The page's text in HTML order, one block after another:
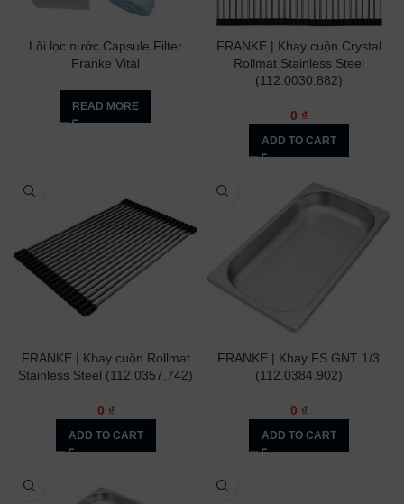
Lõi lọc nước Capsule Filter
Franke Vital
READ MORE
FRANKE | Khay cuộn Crystal
Rollmat Stainless Steel
(112.0030.882)
0 ₫
ADD TO CART
FRANKE | Khay cuộn Rollmat
Stainless Steel (112.0357.742)
0 ₫
ADD TO CART
FRANKE | Khay FS GNT 1/3
(112.0384.902)
0 ₫
ADD TO CART